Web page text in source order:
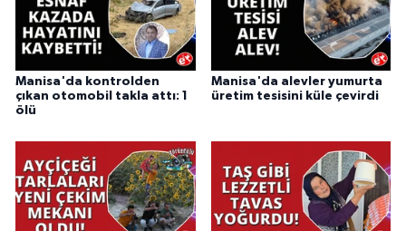
Manisa'da kontrolden
çıkan otomobil takla attı: 1
ölü
Manisa'da alevler yumurta
üretim tesisini küle çevirdi